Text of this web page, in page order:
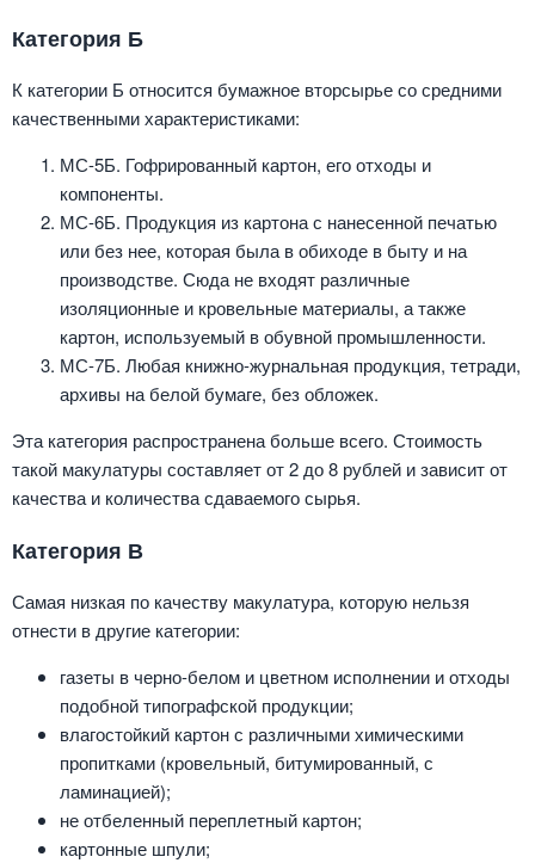
Категория Б
К категории Б относится бумажное вторсырье со средними
качественными характеристиками:
МС-5Б. Гофрированный картон, его отходы и
компоненты.
МС-6Б. Продукция из картона с нанесенной печатью
или без нее, которая была в обиходе в быту и на
производстве. Сюда не входят различные
изоляционные и кровельные материалы, а также
картон, используемый в обувной промышленности.
МС-7Б. Любая книжно-журнальная продукция, тетради,
архивы на белой бумаге, без обложек.
Эта категория распространена больше всего. Стоимость
такой макулатуры составляет от 2 до 8 рублей и зависит от
качества и количества сдаваемого сырья.
Категория В
Самая низкая по качеству макулатура, которую нельзя
отнести в другие категории:
газеты в черно-белом и цветном исполнении и отходы
подобной типографской продукции;
влагостойкий картон с различными химическими
пропитками (кровельный, битумированный, с
ламинацией);
не отбеленный переплетный картон;
картонные шпули;